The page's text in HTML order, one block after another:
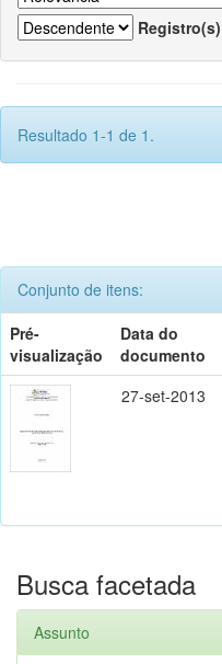
Registro(s)
Resultado 1-1 de 1.
Conjunto de itens:
Pré-
visualização
Data do
documento
27-set-2013
Busca facetada
Assunto